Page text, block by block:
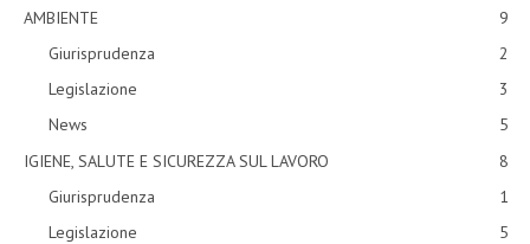
AMBIENTE
9
Giurisprudenza
2
Legislazione
3
News
5
IGIENE, SALUTE E SICUREZZA SUL LAVORO
8
Giurisprudenza
1
Legislazione
5